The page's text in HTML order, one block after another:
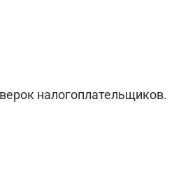
налогоплательщиков.